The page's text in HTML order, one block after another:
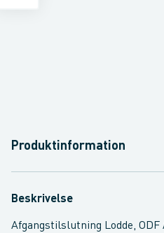
Produktinformation
Beskrivelse
Afgangstilslutning Lodde,